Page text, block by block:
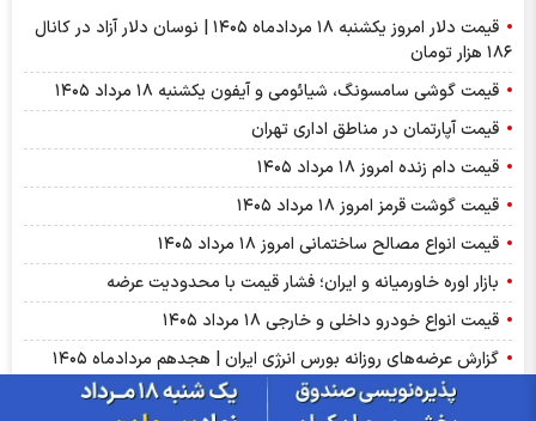
قیمت دلار امروز یکشنبه ۱۸ مردادماه ۱۴۰۵ | نوسان دلار آزاد در کانال
۱۸۶ هزار تومان
قیمت گوشی سامسونگ، شیائومی و آیفون یکشنبه ۱۸ مرداد ۱۴۰۵
قیمت آپارتمان در مناطق اداری تهران
قیمت دام زنده امروز ۱۸ مرداد ۱۴۰۵
قیمت گوشت قرمز امروز ۱۸ مرداد ۱۴۰۵
قیمت انواع مصالح ساختمانی امروز ۱۸ مرداد ۱۴۰۵
بازار اوره خاورمیانه و ایران؛ فشار قیمت با محدودیت عرضه
قیمت انواع خودرو داخلی و خارجی ۱۸ مرداد ۱۴۰۵
گزارش عرضه‌های روزانه بورس انرژی ایران | هجدهم مردادماه ۱۴۰۵
قیمت دلار توافقی امروز یکشنبه ۱۸ مرداد ۱۴۰۵